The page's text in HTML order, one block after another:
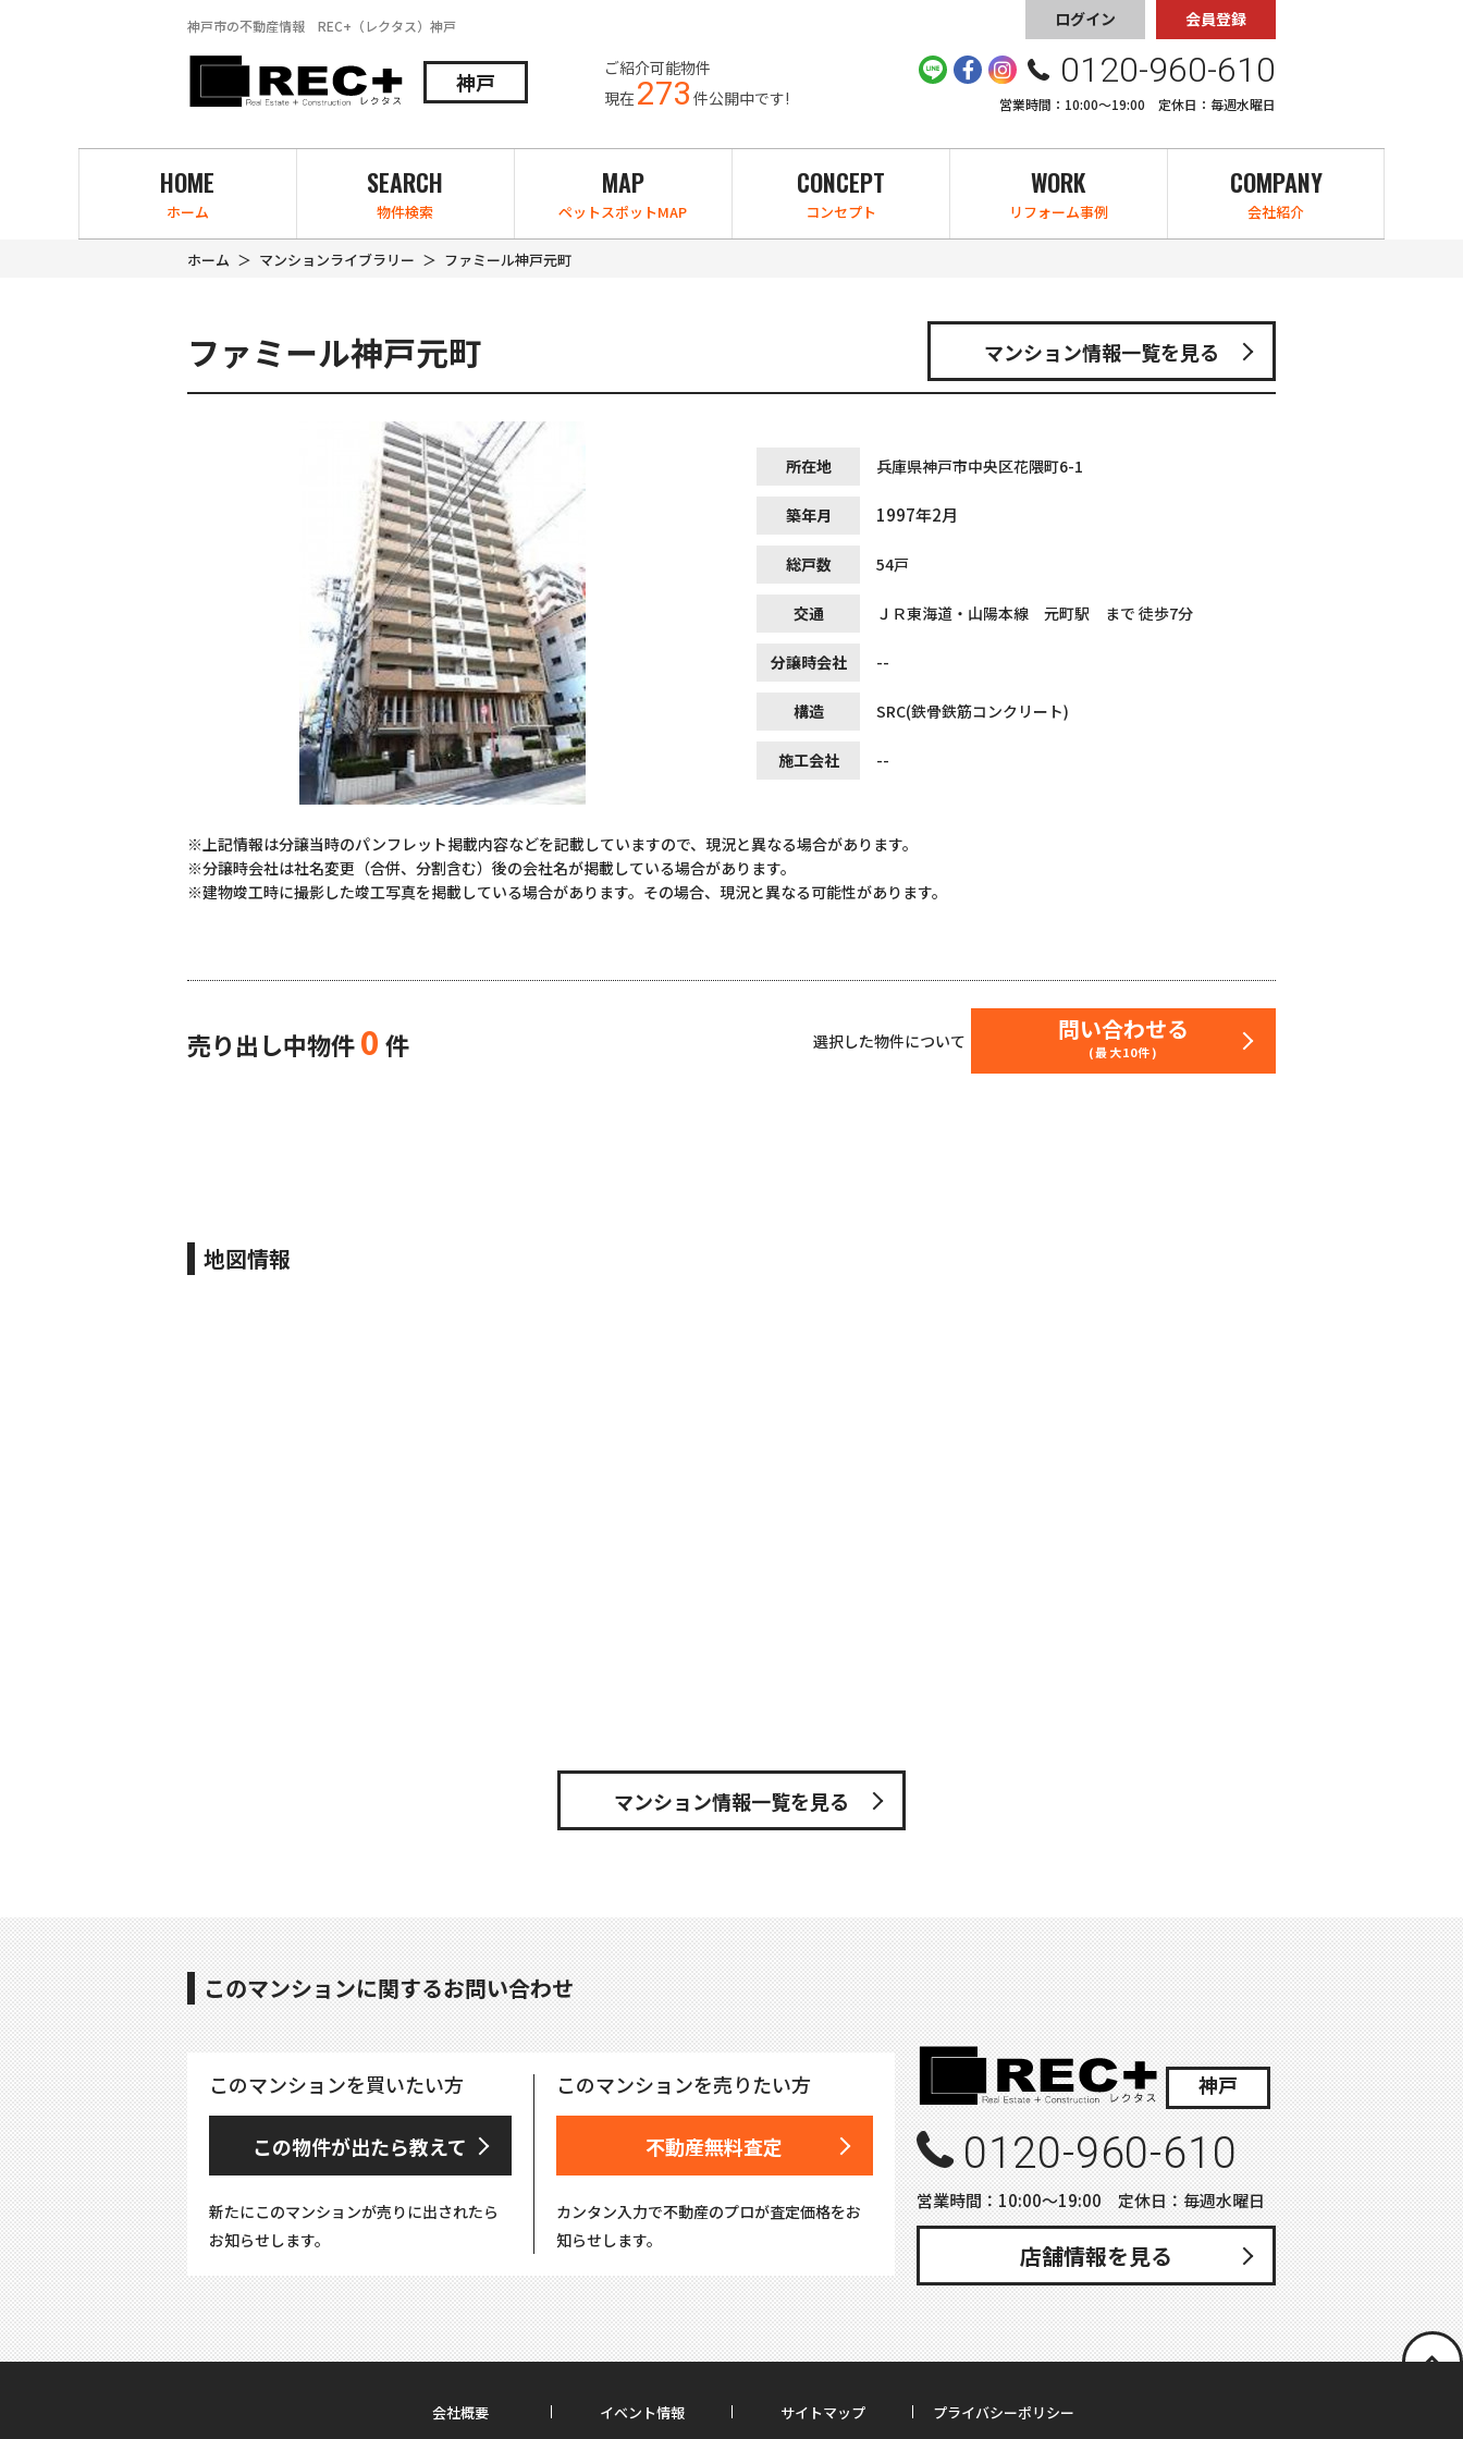
神戸市の不動産情報 REC+（レクタス）神戸
神戸
ご紹介可能物件
現在273 件公開中です!
ログイン 会員登録
0120-960-610
営業時間：10:00〜19:00 定休日：毎週水曜日
HOME
ホーム
SEARCH
物件検索
MAP
ペットスポットMAP
CONCEPT
コンセプト
WORK
リフォーム事例
COMPANY
会社紹介
ホーム マンションライブラリー ファミール神戸元町
ファミール神戸元町 マンション情報一覧を見る
所在地 兵庫県神戸市中央区花隈町6-1
築年月 1997年2月
総戸数 54戸
交通 ＪＲ東海道・山陽本線 元町駅 まで 徒歩7分
分譲時会社 --
構造 SRC(鉄骨鉄筋コンクリート)
施工会社 --
※上記情報は分譲当時のパンフレット掲載内容などを記載していますので、現況と異なる場合があります。
※分譲時会社は社名変更（合併、分割含む）後の会社名が掲載している場合があります。
※建物竣工時に撮影した竣工写真を掲載している場合があります。その場合、現況と異なる可能性があります。
売り出し中物件0 件 選択した物件について 問い合わせる
(最大10件)
地図情報
マンション情報一覧を見る
このマンションに関するお問い合わせ
このマンションを買いたい方
この物件が出たら教えて
新たにこのマンションが売りに出されたら
お知らせします。
このマンションを売りたい方
不動産無料査定
カンタン入力で不動産のプロが査定価格をお
知らせします。
神戸
0120-960-610
営業時間：10:00〜19:00 定休日：毎週水曜日
店舗情報を見る
会社概要 イベント情報 サイトマップ プライバシーポリシー